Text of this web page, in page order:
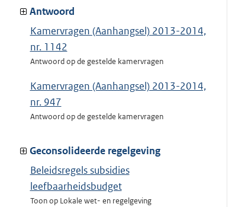
van:
Antwoord
Kamervragen (Aanhangsel) 2013-2014,
nr. 1142
Antwoord op de gestelde kamervragen
Kamervragen (Aanhangsel) 2013-2014,
nr. 947
Antwoord op de gestelde kamervragen
Geconsolideerde regelgeving
Beleidsregels subsidies
leefbaarheidsbudget
Toon op Lokale wet- en regelgeving